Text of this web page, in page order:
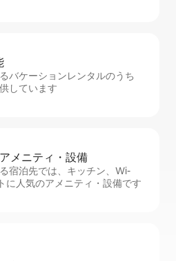
バケーションレンタルのうち
しています
メ⁠ニ⁠テ⁠ィ・設⁠備
宿泊先では、キッチン、Wi-
に人気のアメニティ・設備です